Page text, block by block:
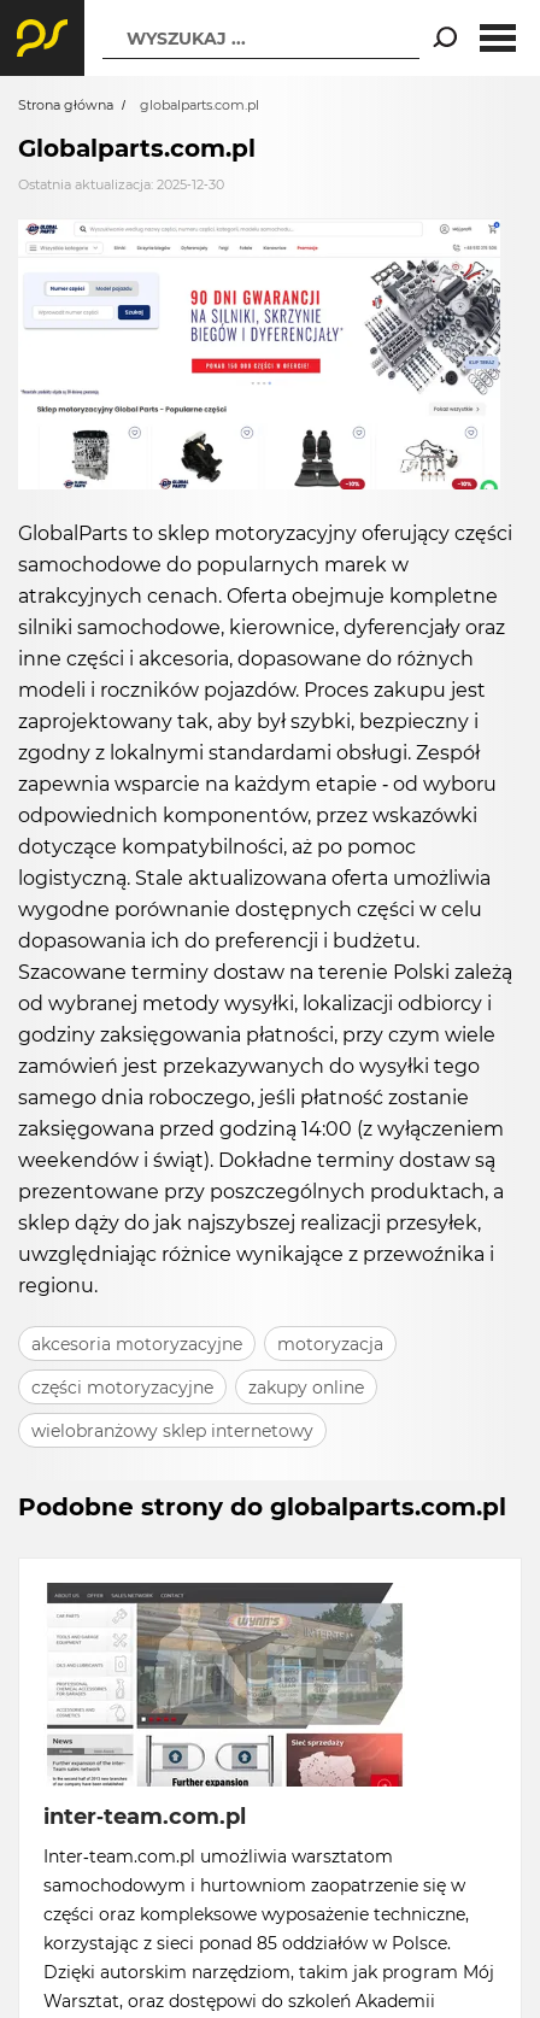
WYSZUKAJ ...
Strona główna globalparts.com.pl
Globalparts.com.pl
Ostatnia aktualizacja: 2025-12-30
GlobalParts to sklep motoryzacyjny oferujący części
samochodowe do popularnych marek w
atrakcyjnych cenach. Oferta obejmuje kompletne
silniki samochodowe, kierownice, dyferencjały oraz
inne części i akcesoria, dopasowane do różnych
modeli i roczników pojazdów. Proces zakupu jest
zaprojektowany tak, aby był szybki, bezpieczny i
zgodny z lokalnymi standardami obsługi. Zespół
zapewnia wsparcie na każdym etapie - od wyboru
odpowiednich komponentów, przez wskazówki
dotyczące kompatybilności, aż po pomoc
logistyczną. Stale aktualizowana oferta umożliwia
wygodne porównanie dostępnych części w celu
dopasowania ich do preferencji i budżetu.
Szacowane terminy dostaw na terenie Polski zależą
od wybranej metody wysyłki, lokalizacji odbiorcy i
godziny zaksięgowania płatności, przy czym wiele
zamówień jest przekazywanych do wysyłki tego
samego dnia roboczego, jeśli płatność zostanie
zaksięgowana przed godziną 14:00 (z wyłączeniem
weekendów i świąt). Dokładne terminy dostaw są
prezentowane przy poszczególnych produktach, a
sklep dąży do jak najszybszej realizacji przesyłek,
uwzględniając różnice wynikające z przewoźnika i
regionu.
akcesoria motoryzacyjne
motoryzacja
części motoryzacyjne
zakupy online
wielobranżowy sklep internetowy
Podobne strony do globalparts.com.pl
inter-team.com.pl
Inter-team.com.pl umożliwia warsztatom
samochodowym i hurtowniom zaopatrzenie się w
części oraz kompleksowe wyposażenie techniczne,
korzystając z sieci ponad 85 oddziałów w Polsce.
Dzięki autorskim narzędziom, takim jak program Mój
Warsztat, oraz dostępowi do szkoleń Akademii